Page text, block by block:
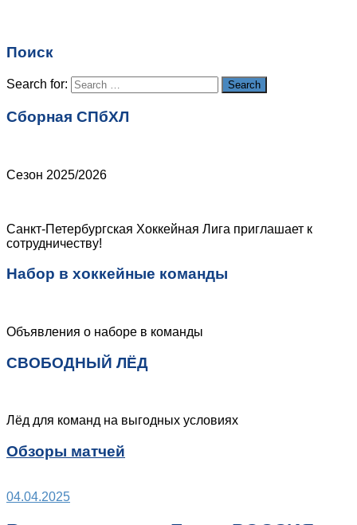
Поиск
Search for: Search
Сборная СПбХЛ
Сезон 2025/2026
Санкт-Петербургская Хоккейная Лига приглашает к
сотрудничеству!
Набор в хоккейные команды
Объявления о наборе в команды
СВОБОДНЫЙ ЛЁД
Лёд для команд на выгодных условиях
Обзоры матчей
04.04.2025